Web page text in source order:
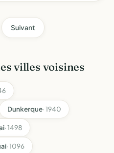
Suivant
villes voisines
Dunkerque· 1940
· 1498
· 1096